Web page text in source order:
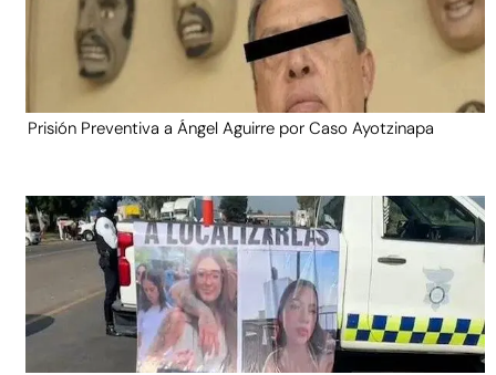
Prisión Preventiva a Ángel Aguirre por Caso Ayotzinapa